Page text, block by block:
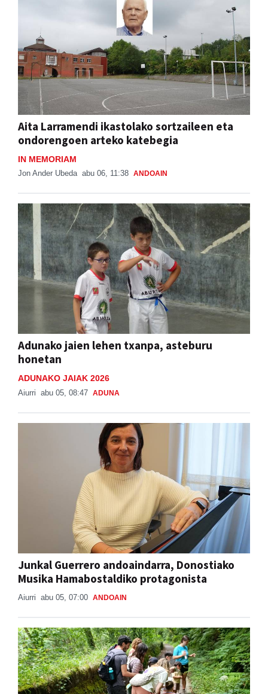
Aita Larramendi ikastolako sortzaileen eta
ondorengoen arteko katebegia
IN MEMORIAM
Jon Ander Ubeda abu 06, 11:38 ANDOAIN
Adunako jaien lehen txanpa, asteburu
honetan
ADUNAKO JAIAK 2026
Aiurri abu 05, 08:47 ADUNA
Junkal Guerrero andoaindarra, Donostiako
Musika Hamabostaldiko protagonista
Aiurri abu 05, 07:00 ANDOAIN